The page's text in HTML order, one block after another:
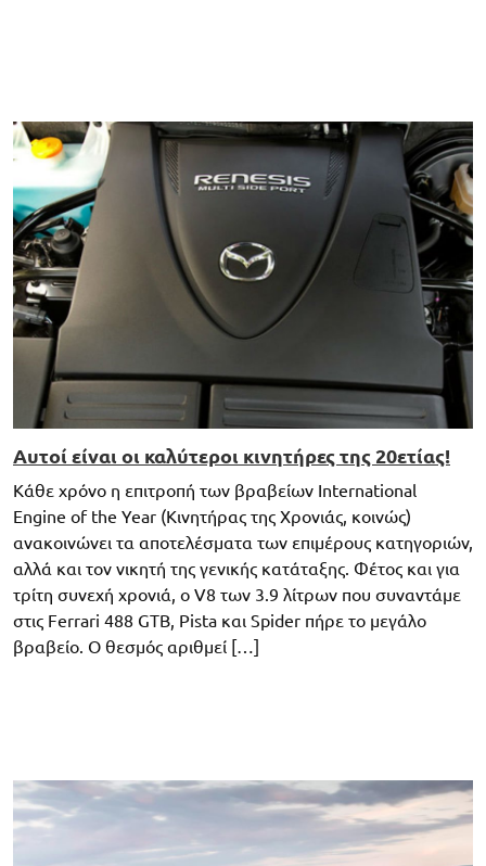
Αυτοί είναι οι καλύτεροι κινητήρες της 20ετίας!
Κάθε χρόνο η επιτροπή των βραβείων International
Engine of the Year (Κινητήρας της Χρονιάς, κοινώς)
ανακοινώνει τα αποτελέσματα των επιμέρους κατηγοριών,
αλλά και τον νικητή της γενικής κατάταξης. Φέτος και για
τρίτη συνεχή χρονιά, ο V8 των 3.9 λίτρων που συναντάμε
στις Ferrari 488 GTB, Pista και Spider πήρε το μεγάλο
βραβείο. Ο θεσμός αριθμεί […]